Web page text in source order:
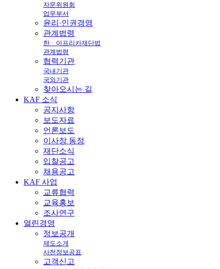
자문위원회
업무부서
윤리·인권경영
관계법령
한ㆍ아프리카재단법
관계법령
협력기관
국내기관
국외기관
찾아오시는 길
KAF 소식
공지사항
보도자료
언론보도
이사장 동정
재단소식
입찰공고
채용공고
KAF 사업
교류협력
교육홍보
조사연구
열린경영
정보공개
제도소개
사전정보공표
고객신고